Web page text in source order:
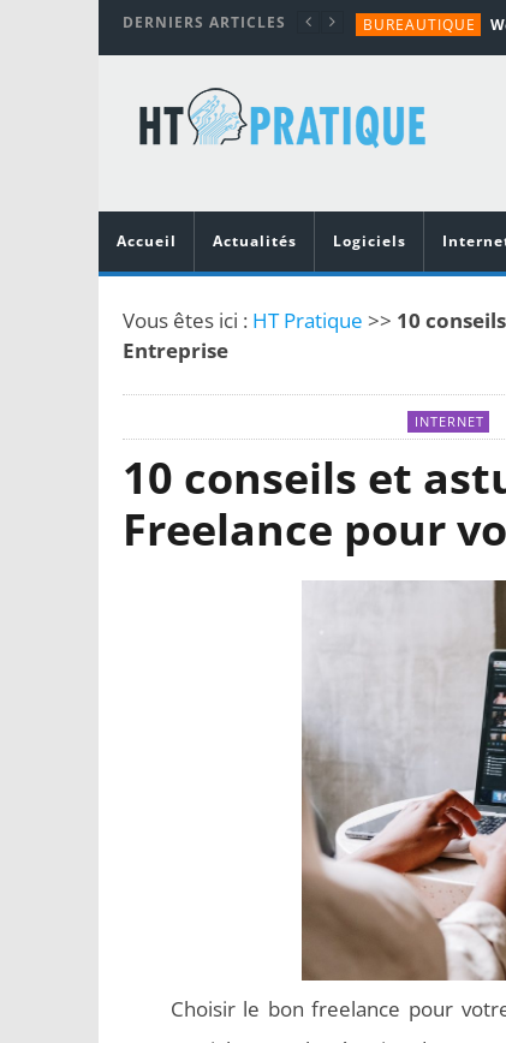
DERNIERS ARTICLES BUREAUTIQUE
TUTORIALS
MATÉRIEL
Accueil
Actualités Logiciels
Vous êtes ici : HT Pratique >> 10
Entreprise
INTERNET
10 conseils et
Freelance pour
Choisir le bon freelance pour